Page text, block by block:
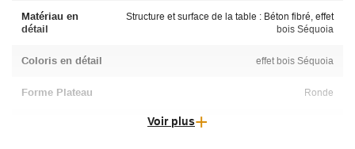
Matériau en
détail
Structure et surface de la table : Béton fibré, effet
bois Séquoia
Coloris en détail effet bois Séquoia
Forme Plateau Ronde
2 ans. Certification CSA & certification normes CE
Voir plus